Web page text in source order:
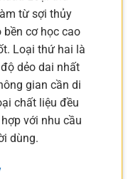
từ sợi thủy
bền cơ học cao
Loại thứ hai là
dẻo dai nhất
gian cần di
chất liệu đều
với nhu cầu
dùng.